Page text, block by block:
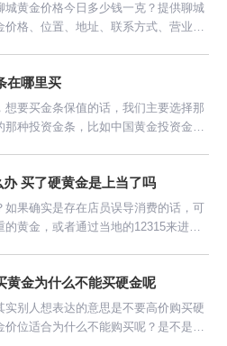
黄金价格今日多少钱一克？提供聊城
格、位置、地址、联系方式、营业时
在哪里买
想要买金条保值的话，我们主要选择那
种投资金条，比如中国黄金投资金条
买了硬黄金是上当了吗
果确实是存在店员误导消费的话，可
黄金，或者通过当地的12315来进行
黄金为什么不能买硬金呢
别人想表达的意思是不要高价购买硬
位适合为什么不能购买呢？是不是这